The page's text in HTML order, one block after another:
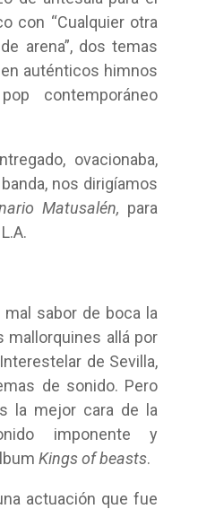
con “Cualquier otra
arena”, dos temas
auténticos himnos
contemporáneo
ovacionaba,
nos dirigíamos
Matusalén, para
sabor de boca la
mallorquines allá por
de Sevilla,
de sonido. Pero
la mejor cara de la
imponente y
Kings of beasts.
actuación que fue